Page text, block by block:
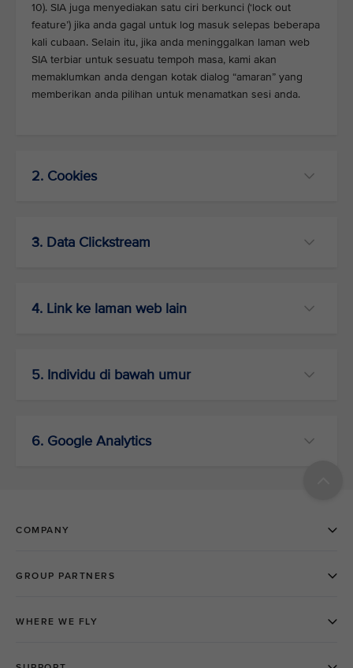
10). SIA juga menyediakan satu ciri berkunci (‘lock out
feature’) jika anda gagal untuk log masuk selepas beberapa
kali cubaan. Selain itu, jika anda meninggalkan laman web
SIA terbiar untuk sesuatu tempoh masa, kami akan
memaklumkan anda dengan kotak dialog “amaran” yang
memberikan anda pilihan untuk menamatkan sesi anda.
2. Cookies
3. Data Clickstream
4. Link ke laman web lain
5. Individu di bawah umur
6. Google Analytics